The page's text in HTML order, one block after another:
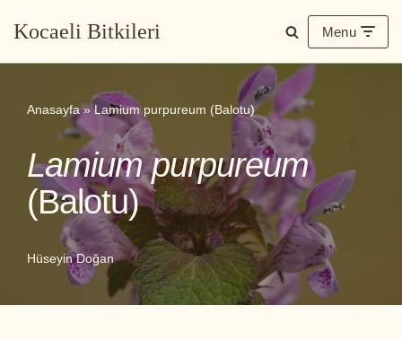
Kocaeli Bitkileri Menu
Anasayfa»Lamium purpureum (Balotu)
Lamium purpureum
(Balotu)
Hüseyin Doğan